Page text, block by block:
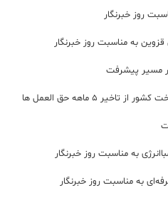
روز خبرنگار
به مناسبت روز خبرنگار
در مسیر پیشرفت
۵ ماهه حق العمل ها
به مناسبت روز خبرنگار
به مناسبت روز خبرنگار